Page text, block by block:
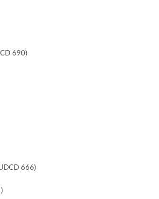
690)
666)